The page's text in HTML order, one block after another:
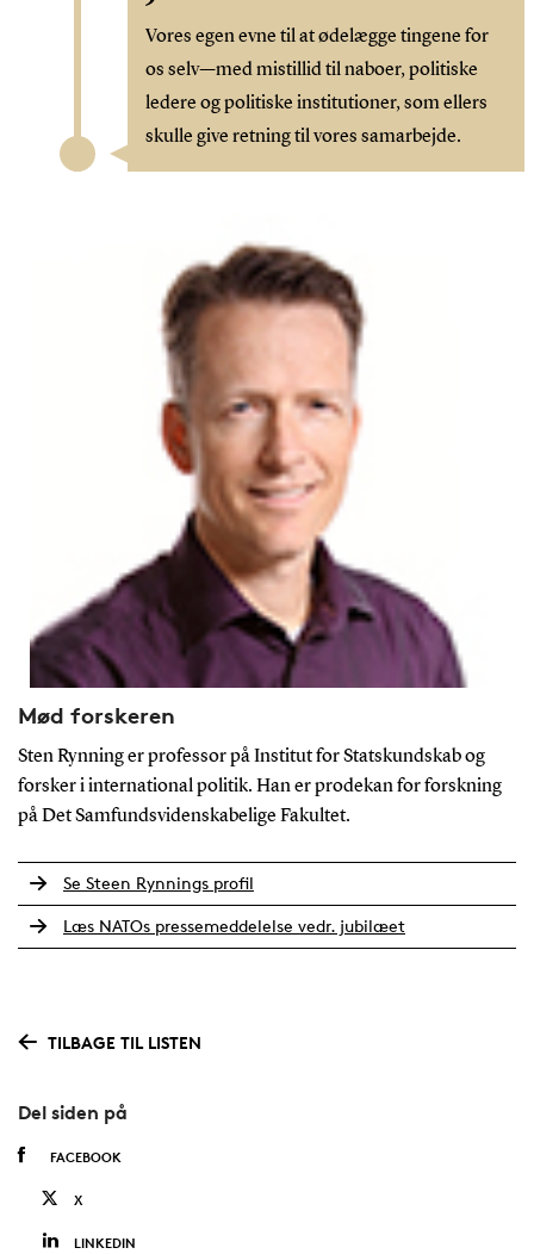
Vores egen evne til at ødelægge tingene for
os selv—med mistillid til naboer, politiske
ledere og politiske institutioner, som ellers
skulle give retning til vores samarbejde.
Mød forskeren
Sten Rynning er professor på Institut for Statskundskab og
forsker i international politik. Han er prodekan for forskning
på Det Samfundsvidenskabelige Fakultet.
Se Steen Rynnings profil
Læs NATOs pressemeddelelse vedr. jubilæet
TILBAGE TIL LISTEN
Del siden på
FACEBOOK
X
LINKEDIN